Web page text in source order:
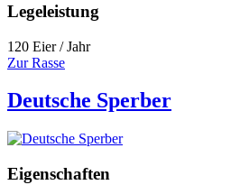
Legeleistung
120 Eier / Jahr
Zur Rasse
Deutsche Sperber
Eigenschaften